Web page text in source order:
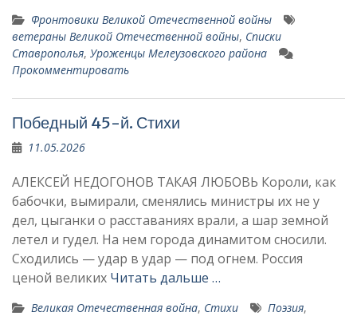
Фронтовики Великой Отечественной войны
ветераны Великой Отечественной войны, Списки
Ставрополья, Уроженцы Мелеузовского района
Прокомментировать
Победный 45-й. Стихи
11.05.2026
АЛЕКСЕЙ НЕДОГОНОВ ТАКАЯ ЛЮБОВЬ Короли, как
бабочки, вымирали, сменялись министры их не у
дел, цыганки о расставаниях врали, а шар земной
летел и гудел. На нем города динамитом сносили.
Сходились — удар в удар — под огнем. Россия
ценой великих Читать дальше …
Великая Отечественная война, Стихи Поэзия,